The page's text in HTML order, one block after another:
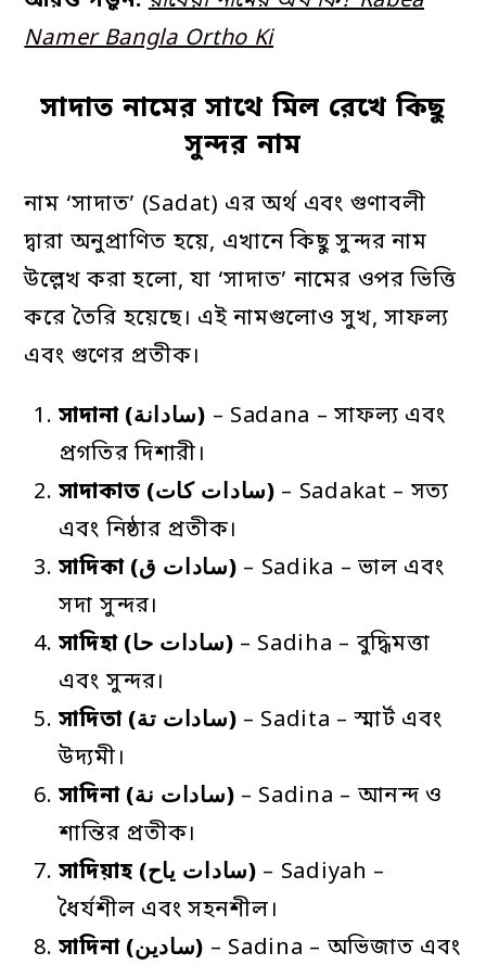
Namer Bangla Ortho Ki
সাদাত নামের সাথে মিল রেখে কিছু
সুন্দর নাম
নাম ‘সাদাত’ (Sadat) এর অর্থ এবং গুণাবলী
দ্বারা অনুপ্রাণিত হয়ে, এখানে কিছু সুন্দর নাম
উল্লেখ করা হলো, যা ‘সাদাত’ নামের ওপর ভিত্তি
করে তৈরি হয়েছে। এই নামগুলোও সুখ, সাফল্য
এবং গুণের প্রতীক।
সাদানা (سادانة) – Sadana – সাফল্য এবং
প্রগতির দিশারী।
সাদাকাত
(سادات كات) – Sadakat – সত্য
এবং নিষ্ঠার প্রতীক।
সাদিকা
(سادات ق) – Sadika – ভাল এবং
সদা সুন্দর।
সাদিহা
(سادات حا) – Sadiha – বুদ্ধিমত্তা
এবং সুন্দর।
সাদিতা
(سادات تة) – Sadita – স্মার্ট এবং
উদ্যমী।
সাদিনা
(سادات نة) – Sadina – আনন্দ ও
শান্তির প্রতীক।
সাদিয়াহ
(سادات ياح) – Sadiyah –
ধৈর্যশীল এবং সহনশীল।
সাদিনা
(سادين) – Sadina – অভিজাত এবং